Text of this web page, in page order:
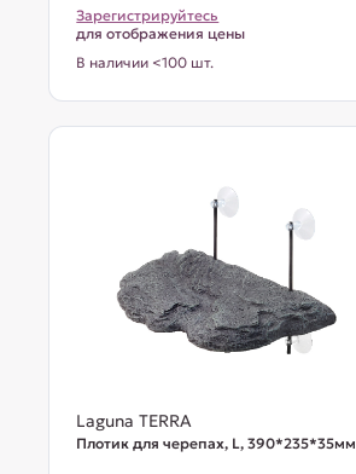
Зарегистрируйтесь
для отображения цены
В наличии <100 шт.
Laguna TERRA
Плотик для черепах, L, 390*235*35мм